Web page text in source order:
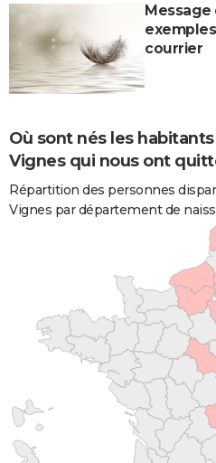
Message
courrier
Où sont nés les
Vignes qui nous ont
Répartition des personnes
Vignes par département de